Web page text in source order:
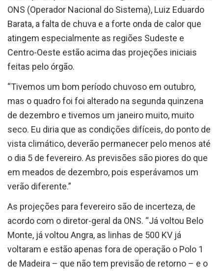
Barata, a falta de chuva e a forte onda de calor que
atingem especialmente as regiões Sudeste e
Centro-Oeste estão acima das projeções iniciais
feitas pelo órgão.
“Tivemos um bom período chuvoso em outubro,
mas o quadro foi foi alterado na segunda quinzena
de dezembro e tivemos um janeiro muito, muito
seco. Eu diria que as condições difíceis, do ponto de
vista climático, deverão permanecer pelo menos até
o dia 5 de fevereiro. As previsões são piores do que
em meados de dezembro, pois esperávamos um
verão diferente.”
acordo com o diretor-geral da ONS. “Já voltou Belo
Monte, já voltou Angra, as linhas de 500 KV já
voltaram e estão apenas fora de operação o Polo 1
de Madeira – que não tem previsão de retorno – e o
Polo 3, que deverá voltar na semana que vem. Então,